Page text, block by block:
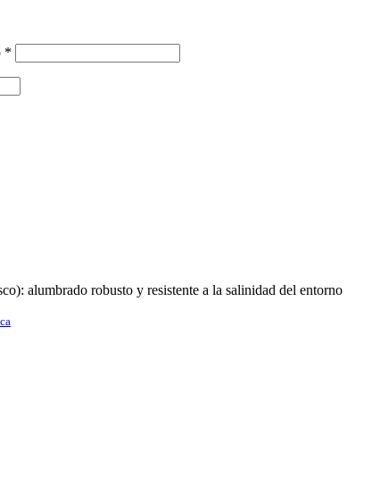
*
alumbrado robusto y resistente a la salinidad del entorno